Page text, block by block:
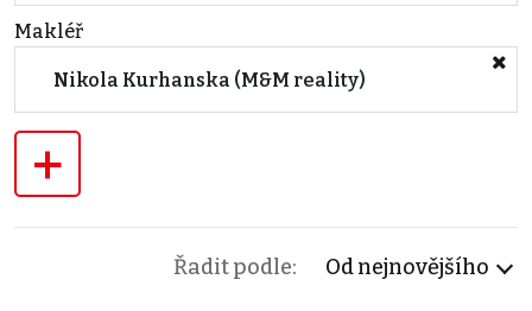
Makléř
Nikola Kurhanska (M&M reality)
+
Řadit podle: Od nejnovějšího